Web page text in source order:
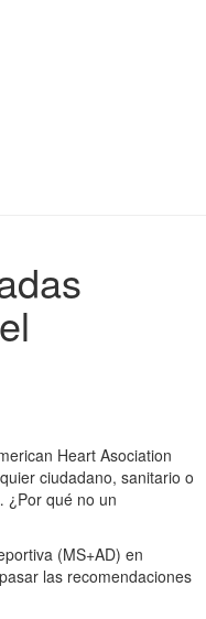
Heart Asociation
ciudadano, sanitario o
¿Por qué no un
(MS+AD) en
las recomendaciones